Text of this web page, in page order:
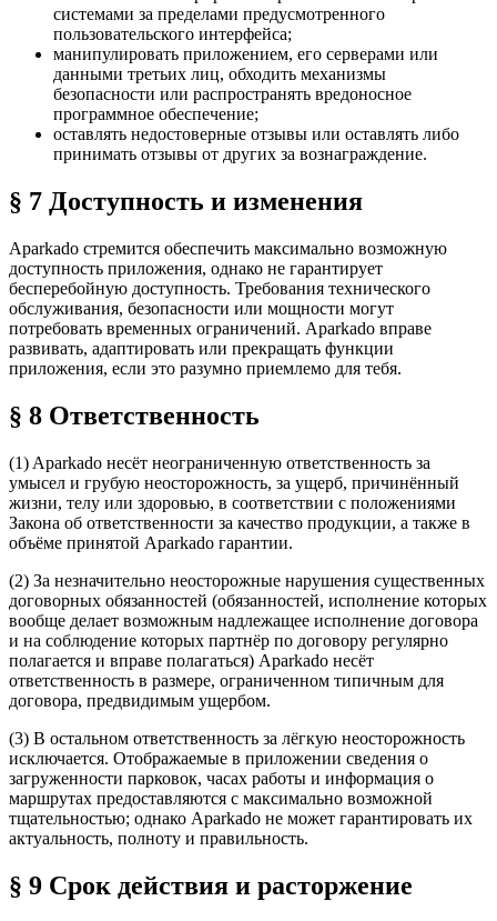
системами за пределами предусмотренного
пользовательского интерфейса;
манипулировать приложением, его серверами или
данными третьих лиц, обходить механизмы
безопасности или распространять вредоносное
программное обеспечение;
оставлять недостоверные отзывы или оставлять либо
принимать отзывы от других за вознаграждение.
§ 7 Доступность и изменения
Aparkado стремится обеспечить максимально возможную
доступность приложения, однако не гарантирует
бесперебойную доступность. Требования технического
обслуживания, безопасности или мощности могут
потребовать временных ограничений. Aparkado вправе
развивать, адаптировать или прекращать функции
приложения, если это разумно приемлемо для тебя.
§ 8 Ответственность
(1) Aparkado несёт неограниченную ответственность за
умысел и грубую неосторожность, за ущерб, причинённый
жизни, телу или здоровью, в соответствии с положениями
Закона об ответственности за качество продукции, а также в
объёме принятой Aparkado гарантии.
(2) За незначительно неосторожные нарушения существенных
договорных обязанностей (обязанностей, исполнение которых
вообще делает возможным надлежащее исполнение договора
и на соблюдение которых партнёр по договору регулярно
полагается и вправе полагаться) Aparkado несёт
ответственность в размере, ограниченном типичным для
договора, предвидимым ущербом.
(3) В остальном ответственность за лёгкую неосторожность
исключается. Отображаемые в приложении сведения о
загруженности парковок, часах работы и информация о
маршрутах предоставляются с максимально возможной
тщательностью; однако Aparkado не может гарантировать их
актуальность, полноту и правильность.
§ 9 Срок действия и расторжение